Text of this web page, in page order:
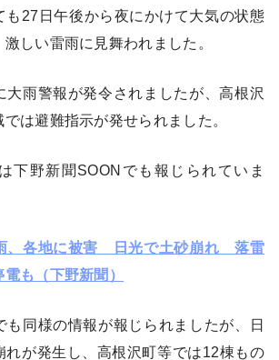
も27日午後から夜にかけて大気の状態
しい雷雨に見舞われました。
大雨警報が発令されましたが、高根沢
は避難指示が発せられました。
下野新聞SOONでも報じられていま
、各地に被害 日光で土砂崩れ 落雷
も（下野新聞）
も同様の情報が報じられましたが、日
れが発生し、高根沢町等では12棟もの